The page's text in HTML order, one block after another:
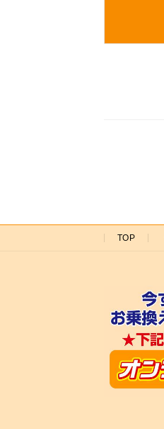
ペ
送
り
TOP